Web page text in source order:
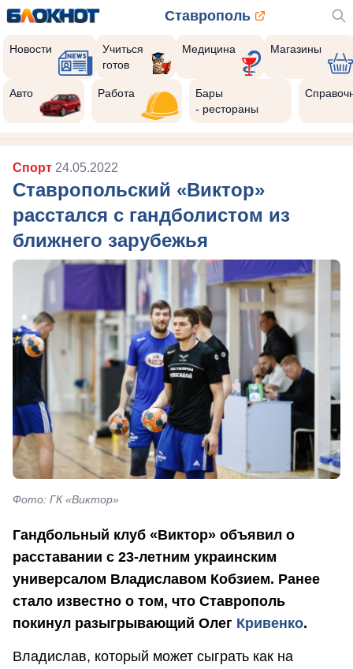
Ставрополь
Новости
Учиться
готов
Медицина Магазины
Авто Работа
Бары
- рестораны
Спорт 24.05.2022
Ставропольский «Виктор»
расстался с гандболистом из
ближнего зарубежья
Фото: ГК «Виктор»
Гандбольный клуб «Виктор» объявил о
расставании с 23-летним украинским
универсалом Владиславом Кобзием. Ранее
стало известно о том, что Ставрополь
покинул разыгрывающий Олег Кривенко.
Владислав, который может сыграть как на